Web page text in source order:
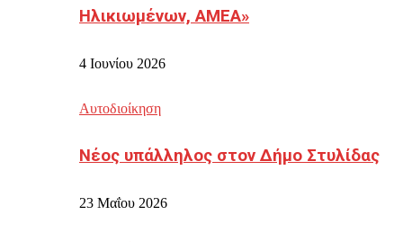
Ηλικιωμένων, ΑΜΕΑ»
4 Ιουνίου 2026
Αυτοδιοίκηση
Νέος υπάλληλος στον Δήμο Στυλίδας
23 Μαΐου 2026